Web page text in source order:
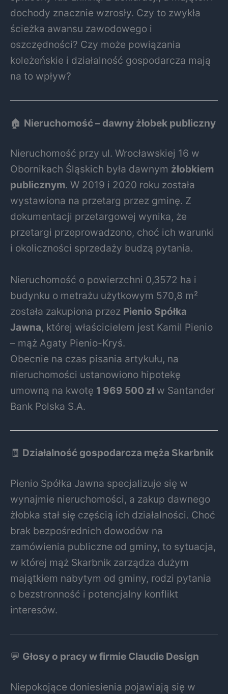
dochody znacznie wzrosły. Czy to zwykła
ścieżka awansu zawodowego i
oszczędności? Czy może powiązania
koleżeńskie i działalność gospodarcza mają
na to wpływ?
🏠 Nieruchomość – dawny żłobek publiczny
Nieruchomość przy ul. Wrocławskiej 16 w
Obornikach Śląskich była dawnym żłobkiem
publicznym. W 2019 i 2020 roku została
wystawiona na przetarg przez gminę. Z
dokumentacji przetargowej wynika, że
przetargi przeprowadzono, choć ich warunki
i okoliczności sprzedaży budzą pytania.
Nieruchomość o powierzchni 0,3572 ha i
budynku o metrażu użytkowym 570,8 m²
została zakupiona przez Pienio Spółka
Jawna, której właścicielem jest Kamil Pienio
– mąż Agaty Pienio-Kryś.
Obecnie na czas pisania artykułu, na
nieruchomości ustanowiono hipotekę
umowną na kwotę 1 969 500 złw Santander
Bank Polska S.A.
🧾 Działalność gospodarcza męża Skarbnik
Pienio Spółka Jawna specjalizuje się w
wynajmie nieruchomości, a zakup dawnego
żłobka stał się częścią ich działalności. Choć
brak bezpośrednich dowodów na
zamówienia publiczne od gminy, to sytuacja,
w której mąż Skarbnik zarządza dużym
majątkiem nabytym od gminy, rodzi pytania
o bezstronność i potencjalny konflikt
interesów.
💬 Głosy o pracy w firmie Claudie Design
Niepokojące doniesienia pojawiają się w